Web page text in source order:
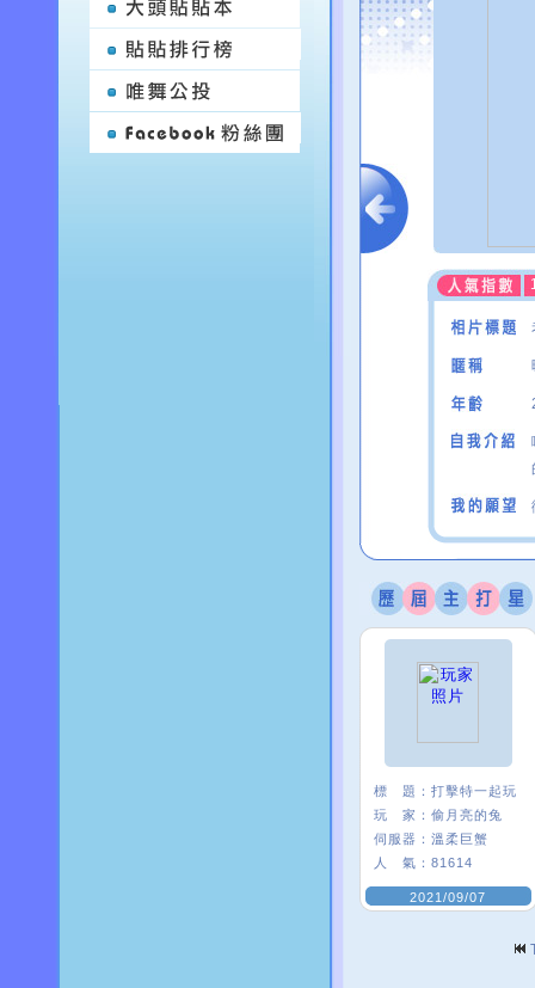
標 題： 打擊特一起玩
玩 家： 偷月亮的兔
伺服器： 溫柔巨蟹
人 氣： 81614
2021/09/07